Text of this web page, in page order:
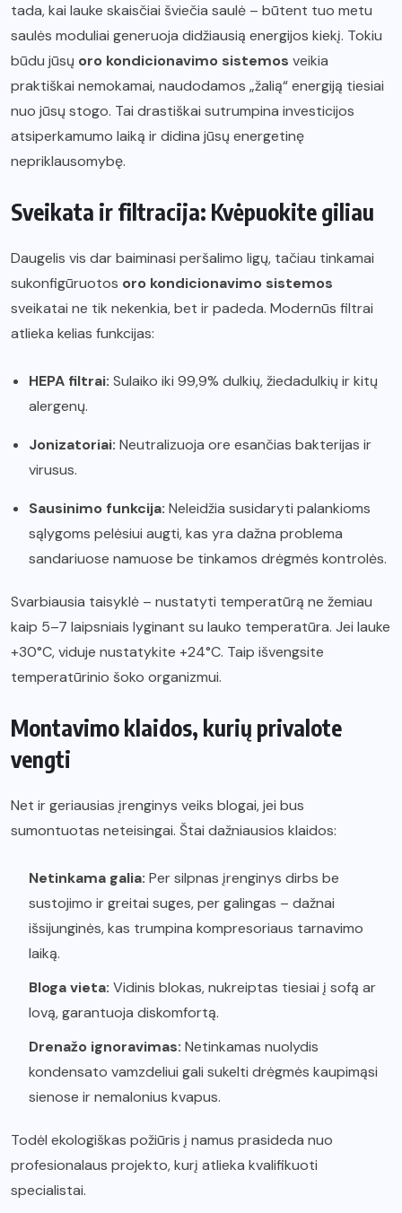
tada, kai lauke skaisčiai šviečia saulė – būtent tuo metu
saulės moduliai generuoja didžiausią energijos kiekį. Tokiu
būdu jūsų oro kondicionavimo sistemos veikia
praktiškai nemokamai, naudodamos „žalią“ energiją tiesiai
nuo jūsų stogo. Tai drastiškai sutrumpina investicijos
atsiperkamumo laiką ir didina jūsų energetinę
nepriklausomybę.
Sveikata ir filtracija: Kvėpuokite giliau
Daugelis vis dar baiminasi peršalimo ligų, tačiau tinkamai
sukonfigūruotos oro kondicionavimo sistemos
sveikatai ne tik nekenkia, bet ir padeda. Modernūs filtrai
atlieka kelias funkcijas:
HEPA filtrai: Sulaiko iki 99,9% dulkių, žiedadulkių ir kitų
alergenų.
Jonizatoriai: Neutralizuoja ore esančias bakterijas ir
virusus.
Sausinimo funkcija: Neleidžia susidaryti palankioms
sąlygoms pelėsiui augti, kas yra dažna problema
sandariuose namuose be tinkamos drėgmės kontrolės.
Svarbiausia taisyklė – nustatyti temperatūrą ne žemiau
kaip 5–7 laipsniais lyginant su lauko temperatūra. Jei lauke
+30°C, viduje nustatykite +24°C. Taip išvengsite
temperatūrinio šoko organizmui.
Montavimo klaidos, kurių privalote
vengti
Net ir geriausias įrenginys veiks blogai, jei bus
sumontuotas neteisingai. Štai dažniausios klaidos:
Netinkama galia: Per silpnas įrenginys dirbs be
sustojimo ir greitai suges, per galingas – dažnai
išsijunginės, kas trumpina kompresoriaus tarnavimo
laiką.
Bloga vieta: Vidinis blokas, nukreiptas tiesiai į sofą ar
lovą, garantuoja diskomfortą.
Drenažo ignoravimas: Netinkamas nuolydis
kondensato vamzdeliui gali sukelti drėgmės kaupimąsi
sienose ir nemalonius kvapus.
Todėl ekologiškas požiūris į namus prasideda nuo
profesionalaus projekto, kurį atlieka kvalifikuoti
specialistai.